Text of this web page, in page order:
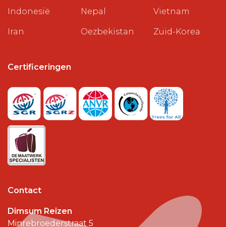
Indonesië
Iran
Nepal
Oezbekistan
Vietnam
Zuid-Korea
Certificeringen
Contact
Dimsum Reizen
Minrebroederstraat 5